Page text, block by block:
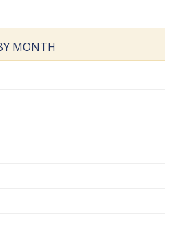
MONTH